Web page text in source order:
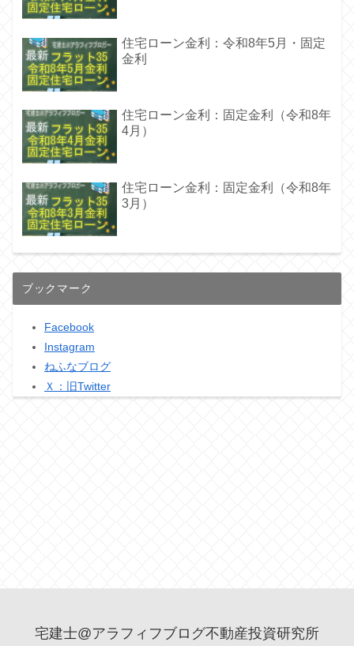
住宅ローン金利：令和8年5月・固定
金利
住宅ローン金利：固定金利（令和8年
4月）
住宅ローン金利：固定金利（令和8年
3月）
ブックマーク
Facebook
Instagram
ねふなブログ
Ｘ：旧Twitter
宅建士@アラフィフブログ不動産投資研究所